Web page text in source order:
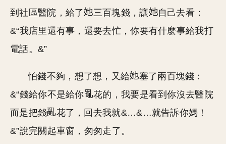
到社區醫院，給了
三百塊錢，讓
自己去看：
&“我店里還有事，還要去忙，你要有什麼事給我打
電話。&”
怕錢不夠，想了想，又給
塞了兩百塊錢：
&“錢給你不是給你
花的，我要是看到你沒去醫院
而是把錢
花了，回去我就&…&…就告訴你媽！
&”說完關起車窗，匆匆走了。